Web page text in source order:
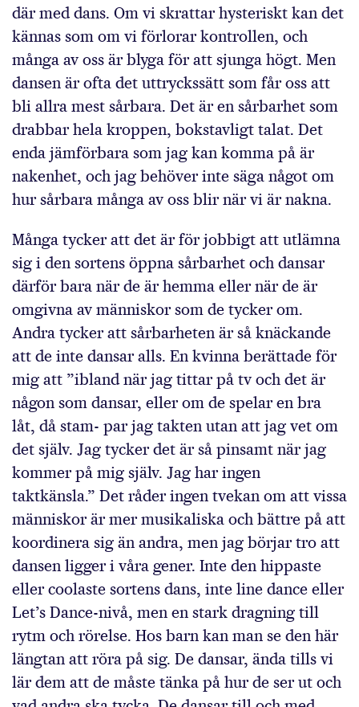
där med dans. Om vi skrattar hysteriskt kan det
kännas som om vi förlorar kontrollen, och
många av oss är blyga för att sjunga högt. Men
dansen är ofta det uttryckssätt som får oss att
bli allra mest sårbara. Det är en sårbarhet som
drabbar hela kroppen, bokstavligt talat. Det
enda jämförbara som jag kan komma på är
nakenhet, och jag behöver inte säga något om
hur sårbara många av oss blir när vi är nakna.
Många tycker att det är för jobbigt att utlämna
sig i den sortens öppna sårbarhet och dansar
därför bara när de är hemma eller när de är
omgivna av människor som de tycker om.
Andra tycker att sårbarheten är så knäckande
att de inte dansar alls. En kvinna berättade för
mig att ”ibland när jag tittar på tv och det är
någon som dansar, eller om de spelar en bra
låt, då stam- par jag takten utan att jag vet om
det själv. Jag tycker det är så pinsamt när jag
kommer på mig själv. Jag har ingen
taktkänsla.” Det råder ingen tvekan om att vissa
människor är mer musikaliska och bättre på att
koordinera sig än andra, men jag börjar tro att
dansen ligger i våra gener. Inte den hippaste
eller coolaste sortens dans, inte line dance eller
Let’s Dance-nivå, men en stark dragning till
rytm och rörelse. Hos barn kan man se den här
längtan att röra på sig. De dansar, ända tills vi
lär dem att de måste tänka på hur de ser ut och